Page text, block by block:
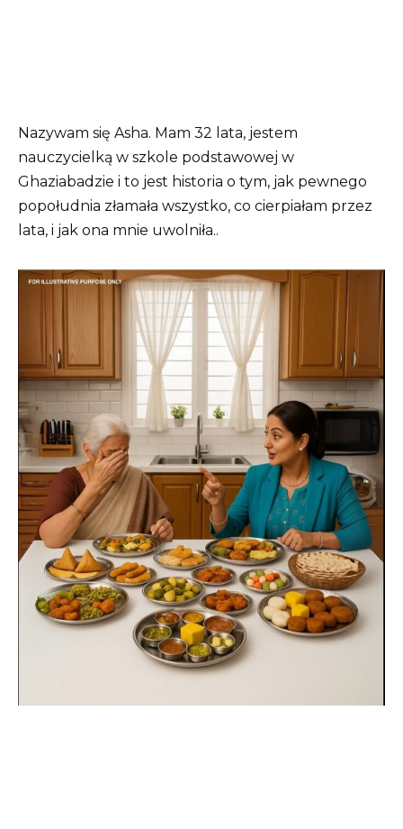
Nazywam się Asha. Mam 32 lata, jestem
nauczycielką w szkole podstawowej w
Ghaziabadzie i to jest historia o tym, jak pewnego
popołudnia złamała wszystko, co cierpiałam przez
lata, i jak ona mnie uwolniła..